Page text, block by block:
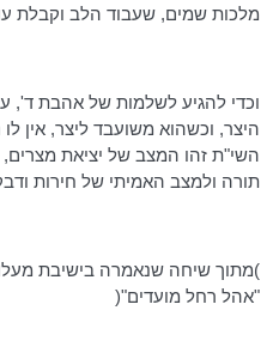
מלכות שמים, שעבוד הלב וקבלת
וכדי להגיע לשלמות של אהבת ד',
היצר, וכשהוא משועבד ליצר, אין
השי"ת זהו המצב של יציאת
תורה ולמצב האמיתי של חירות
)מתוך שיחה שנאמרה בישיבת
"אהל רחל מועדים"(